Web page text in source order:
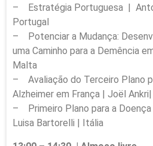
– Estratégia Portuguesa |
Portugal
– Potenciar a Mudança:
uma Caminho para a Demência
Malta
– Avaliação do Terceiro Plano
Alzheimer em França | Joël
– Primeiro Plano para a Doença
Luisa Bartorelli | Itália